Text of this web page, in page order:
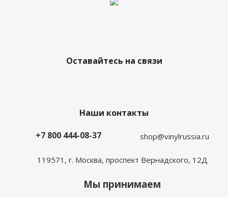
Оставайтесь на связи
Наши контакты
+7 800 444-08-37
shop@vinylrussia.ru
119571, г. Москва, проспект Вернадского, 12Д
Мы принимаем